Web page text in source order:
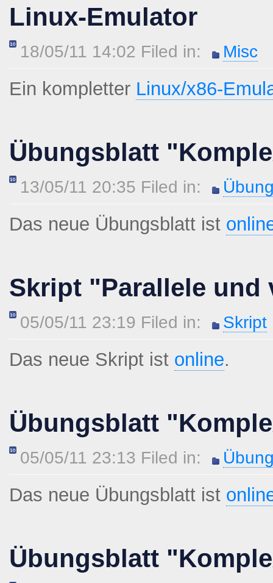
Linux-Emulator
18/05/11 14:02 Filed in: Misc
Ein kompletter Linux/x86-
Übungsblatt
13/05/11 20:35 Filed in:
Das neue Übungsblatt ist
Skript "Parallele
05/05/11 23:19 Filed in: Skript
Das neue Skript ist online.
Übungsblatt
05/05/11 23:13 Filed in:
Das neue Übungsblatt ist
Übungsblatt